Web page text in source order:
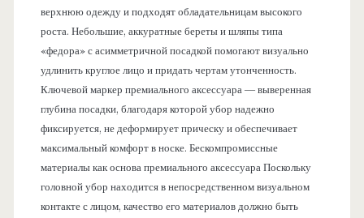
верхнюю одежду и подходят обладательницам высокого
роста. Небольшие, аккуратные береты и шляпы типа
«федора» с асимметричной посадкой помогают визуально
удлинить круглое лицо и придать чертам утонченность.
Ключевой маркер премиального аксессуара — выверенная
глубина посадки, благодаря которой убор надежно
фиксируется, не деформирует прическу и обеспечивает
максимальный комфорт в носке. Бескомпромиссные
материалы как основа премиального аксессуара Поскольку
головной убор находится в непосредственном визуальном
контакте с лицом, качество его материалов должно быть